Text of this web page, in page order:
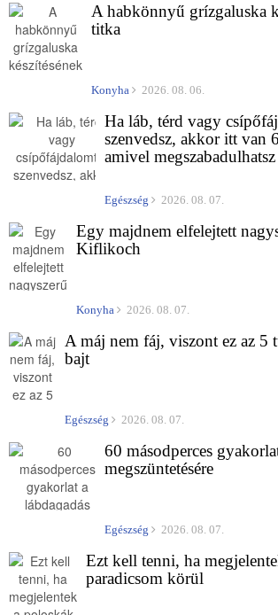
A habkönnyű grízgaluska
titka
Konyha 2026. 08. 06.
Ha láb, térd vagy
szenvedsz, akkor itt van
amivel
Egészség 2026. 08. 07.
Egy majdnem elfelejtett
Kiflikoch
Konyha 2026. 08. 07.
A máj nem fáj, viszont ez az 5
bajt
Egészség 2026. 08. 07.
60 másodperces
megszüntetésére
Egészség 2026. 08. 07.
Ezt kell tenni, ha
paradicsom körül